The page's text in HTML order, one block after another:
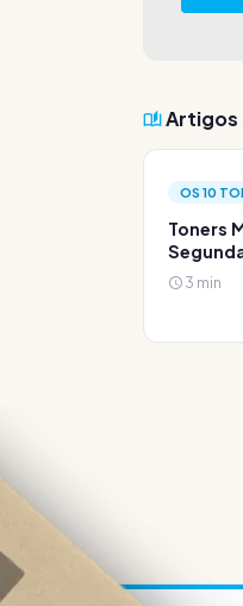
Artigos
OS 10
Toners
3 min